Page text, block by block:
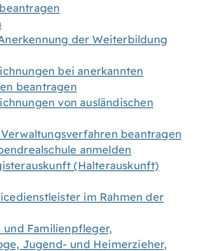
der Weiterbildung
bei anerkannten
beantragen
von ausländischen
beantragen
anmelden
(Halterauskunft)
im Rahmen der
Familienpfleger,
Jugend- und Heimerzieher,